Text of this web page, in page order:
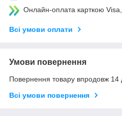
Онлайн-оплата карткою
Всі умови оплати
Умови повернення
Повернення товару впродовж 14
Всі умови повернення